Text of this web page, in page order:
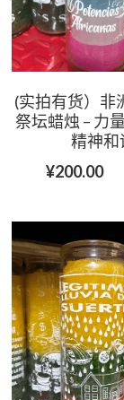
(实拍有货）非
祭坛蜡烛 – 力
精神和
¥200.00